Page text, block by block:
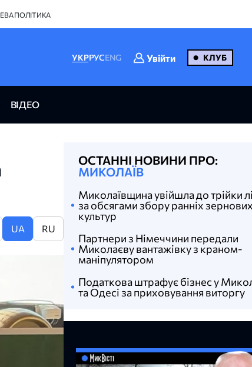
ПОЛІТИКА
УКРРУСENG Увійти КЛУБ
ВІДЕО
UA RU
ОСТАННІ НОВИНИ ПРО:
МИКОЛАЇВ
Миколаївщина увійшла до трійки
за обсягами збору ранніх
культур
Партнери з Німеччини передали
Миколаєву вантажівку з краном-
маніпулятором
Податкова штрафує бізнес у
та Одесі за приховування виторгу